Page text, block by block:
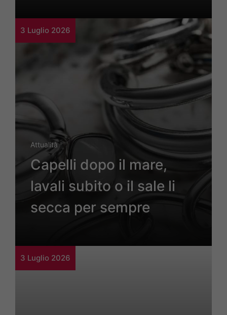
3 Luglio 2026
Attualità
Capelli dopo il mare,
lavali subito o il sale li
secca per sempre
3 Luglio 2026